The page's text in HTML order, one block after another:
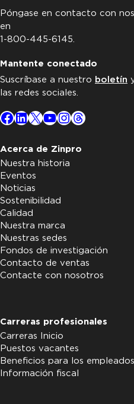
Póngase en contacto con
en
1-800-445-6145.
Mantente conectado
Suscríbase a nuestro boletín
las redes sociales.
Facebook
LinkedIn
X YouTube
Instagram
Threads
Acerca de Zinpro
Nuestra historia
Eventos
Noticias
Sostenibilidad
Calidad
Nuestra marca
Nuestras sedes
Fondos de investigación
Contacto de ventas
Contacte con nosotros
Carreras profesionales
Carreras Inicio
Puestos vacantes
Beneficios para los empleados
Información fiscal